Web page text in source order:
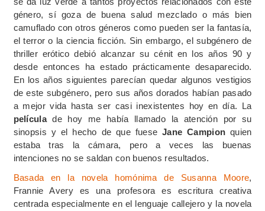
género, sí goza de buena salud mezclado o más bien
camuflado con otros géneros como pueden ser la fantasía,
el terror o la ciencia ficción. Sin embargo, el subgénero de
thriller erótico debió alcanzar su cénit en los años 90 y
desde entonces ha estado prácticamente desaparecido.
En los años siguientes parecían quedar algunos vestigios
de este subgénero, pero sus años dorados habían pasado
a mejor vida hasta ser casi inexistentes hoy en día. La
películade hoy me había llamado la atención por su
sinopsis y el hecho de que fueseJane Campion quien
estaba tras la cámara, pero a veces las buenas
intenciones no se saldan con buenos resultados.
Basada en la novela homónima de Susanna Moore,
Frannie Avery es una profesora es escritura creativa
centrada especialmente en el lenguaje callejero y la novela